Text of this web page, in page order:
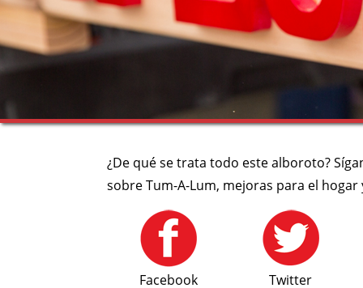
¿De qué se trata todo este alboroto?
sobre Tum-A-Lum, mejoras para el
Facebook Twitter